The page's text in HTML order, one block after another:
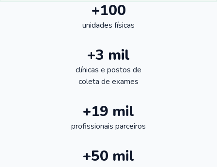
+100
unidades físicas
+3 mil
clínicas e postos de
coleta de exames
+19 mil
profissionais parceiros
+50 mil